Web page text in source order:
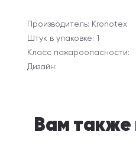
Производитель: Kronotex
Штук в упаковке: 1
Класс пожароопасности:
Дизайн:
Вам также